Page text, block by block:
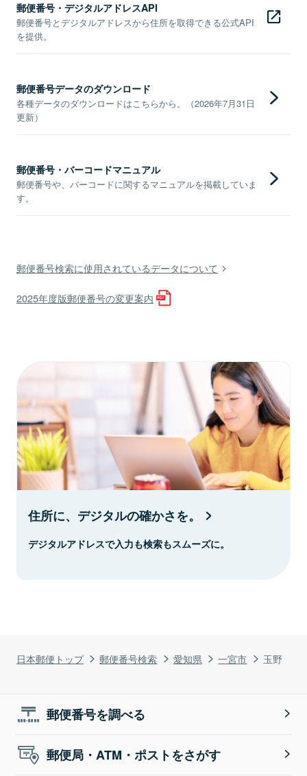
日本郵便トップ 郵便番号検索 愛知県 一宮市 玉野
郵便番号・デジタルアドレスAPI
郵便番号とデジタルアドレスから住所を取得できる公式API
を提供。
郵便番号データのダウンロード
各種データのダウンロードはこちらから。（2026年7月31日
更新）
郵便番号・バーコードマニュアル
郵便番号や、バーコードに関するマニュアルを掲載していま
す。
郵便番号検索に使用されているデータについて
2025年度版郵便番号の変更案内
住所に、デジタルの確かさを。
デジタルアドレスで入力も検索もスムーズに。
郵便番号を調べる
郵便局・ATM・ポストをさがす